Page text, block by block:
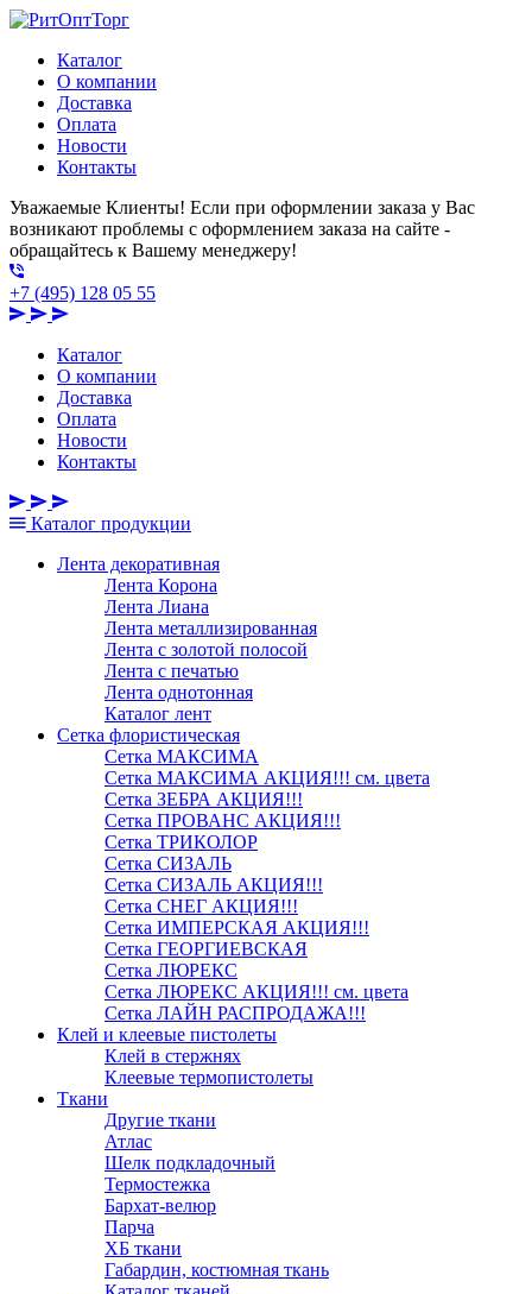
Каталог
О компании
Доставка
Оплата
Новости
Контакты
Уважаемые Клиенты! Если при оформлении заказа у Вас
возникают проблемы с оформлением заказа на сайте -
обращайтесь к Вашему менеджеру!
+7 (495) 128 05 55
Каталог
О компании
Доставка
Оплата
Новости
Контакты
Каталог продукции
Лента декоративная
Лента Корона
Лента Лиана
Лента металлизированная
Лента с золотой полосой
Лента с печатью
Лента однотонная
Каталог лент
Сетка флористическая
Сетка МАКСИМА
Сетка МАКСИМА АКЦИЯ!!! см. цвета
Сетка ЗЕБРА АКЦИЯ!!!
Сетка ПРОВАНС АКЦИЯ!!!
Сетка ТРИКОЛОР
Сетка СИЗАЛЬ
Сетка СИЗАЛЬ АКЦИЯ!!!
Сетка СНЕГ АКЦИЯ!!!
Сетка ИМПЕРСКАЯ АКЦИЯ!!!
Сетка ГЕОРГИЕВСКАЯ
Сетка ЛЮРЕКС
Сетка ЛЮРЕКС АКЦИЯ!!! см. цвета
Сетка ЛАЙН РАСПРОДАЖА!!!
Клей и клеевые пистолеты
Клей в стержнях
Клеевые термопистолеты
Ткани
Другие ткани
Атлас
Шелк подкладочный
Термостежка
Бархат-велюр
Парча
ХБ ткани
Габардин, костюмная ткань